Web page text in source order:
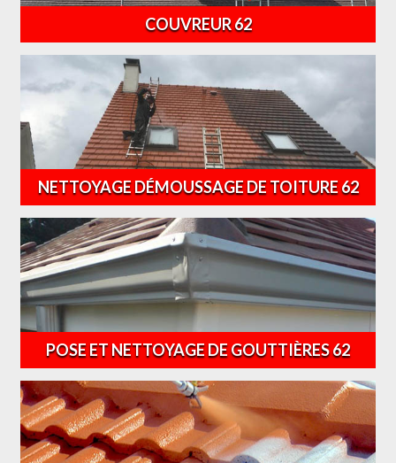
COUVREUR 62
NETTOYAGE DÉMOUSSAGE DE TOITURE 62
POSE ET NETTOYAGE DE GOUTTIÈRES 62